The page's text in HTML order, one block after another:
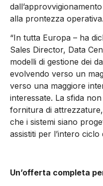
alla prontezza operativa.
“In tutta Europa – ha
Sales Director, Data
modelli di gestione dei
evolvendo verso un
verso una maggiore
interessate. La sfida
fornitura di
che i sistemi siano
assistiti per l’intero ciclo
Un’offerta completa